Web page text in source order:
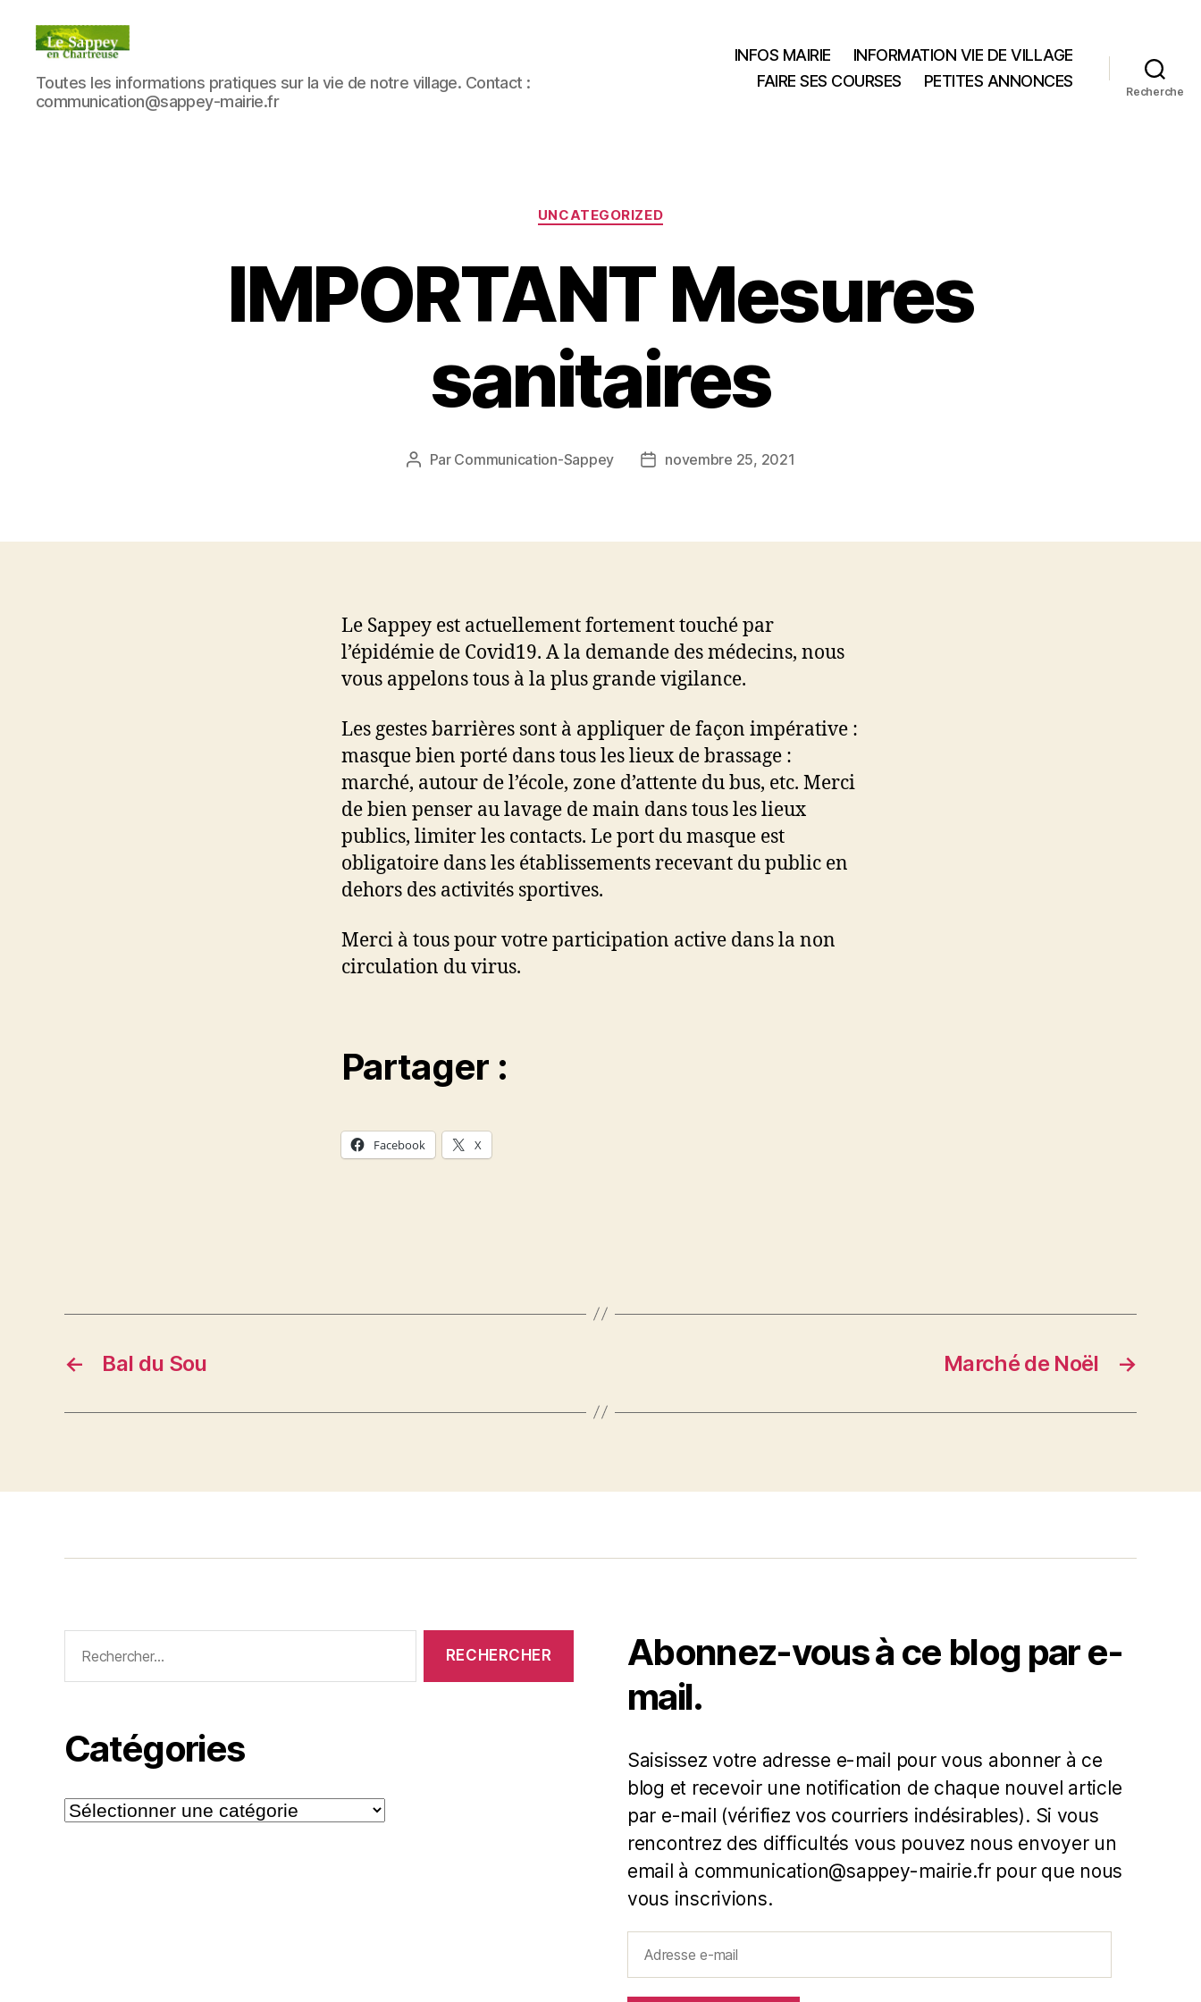
Blog
du
sappey
Toutes les informations pratiques sur la vie de notre village. Contact :
communication@sappey-mairie.fr
INFOS MAIRIE
INFORMATION VIE DE VILLAGE
FAIRE SES COURSES
PETITES ANNONCES
Recherche
Catégories
UNCATEGORIZED
IMPORTANT Mesures
sanitaires
Auteur
Par Communication-Sappey
Datenovembre 25, 2021
Le Sappey est actuellement fortement touché par
l’épidémie de Covid19. A la demande des médecins, nous
vous appelons tous à la plus grande vigilance.
Les gestes barrières sont à appliquer de façon impérative :
masque bien porté dans tous les lieux de brassage :
marché, autour de l’école, zone d’attente du bus, etc. Merci
de bien penser au lavage de main dans tous les lieux
publics, limiter les contacts. Le port du masque est
obligatoire dans les établissements recevant du public en
dehors des activités sportives.
Merci à tous pour votre participation active dans la non
circulation du virus.
Partager :
Facebook X
← Bal du Sou →
Marché de Noël
Catégories
Catégories
Abonnez-vous à ce blog par e-
mail.
Saisissez votre adresse e-mail pour vous abonner à ce
blog et recevoir une notification de chaque nouvel article
par e-mail (vérifiez vos courriers indésirables). Si vous
rencontrez des difficultés vous pouvez nous envoyer un
email à communication@sappey-mairie.fr pour que nous
vous inscrivions.
mail